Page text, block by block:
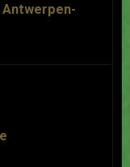
Antwerpen-